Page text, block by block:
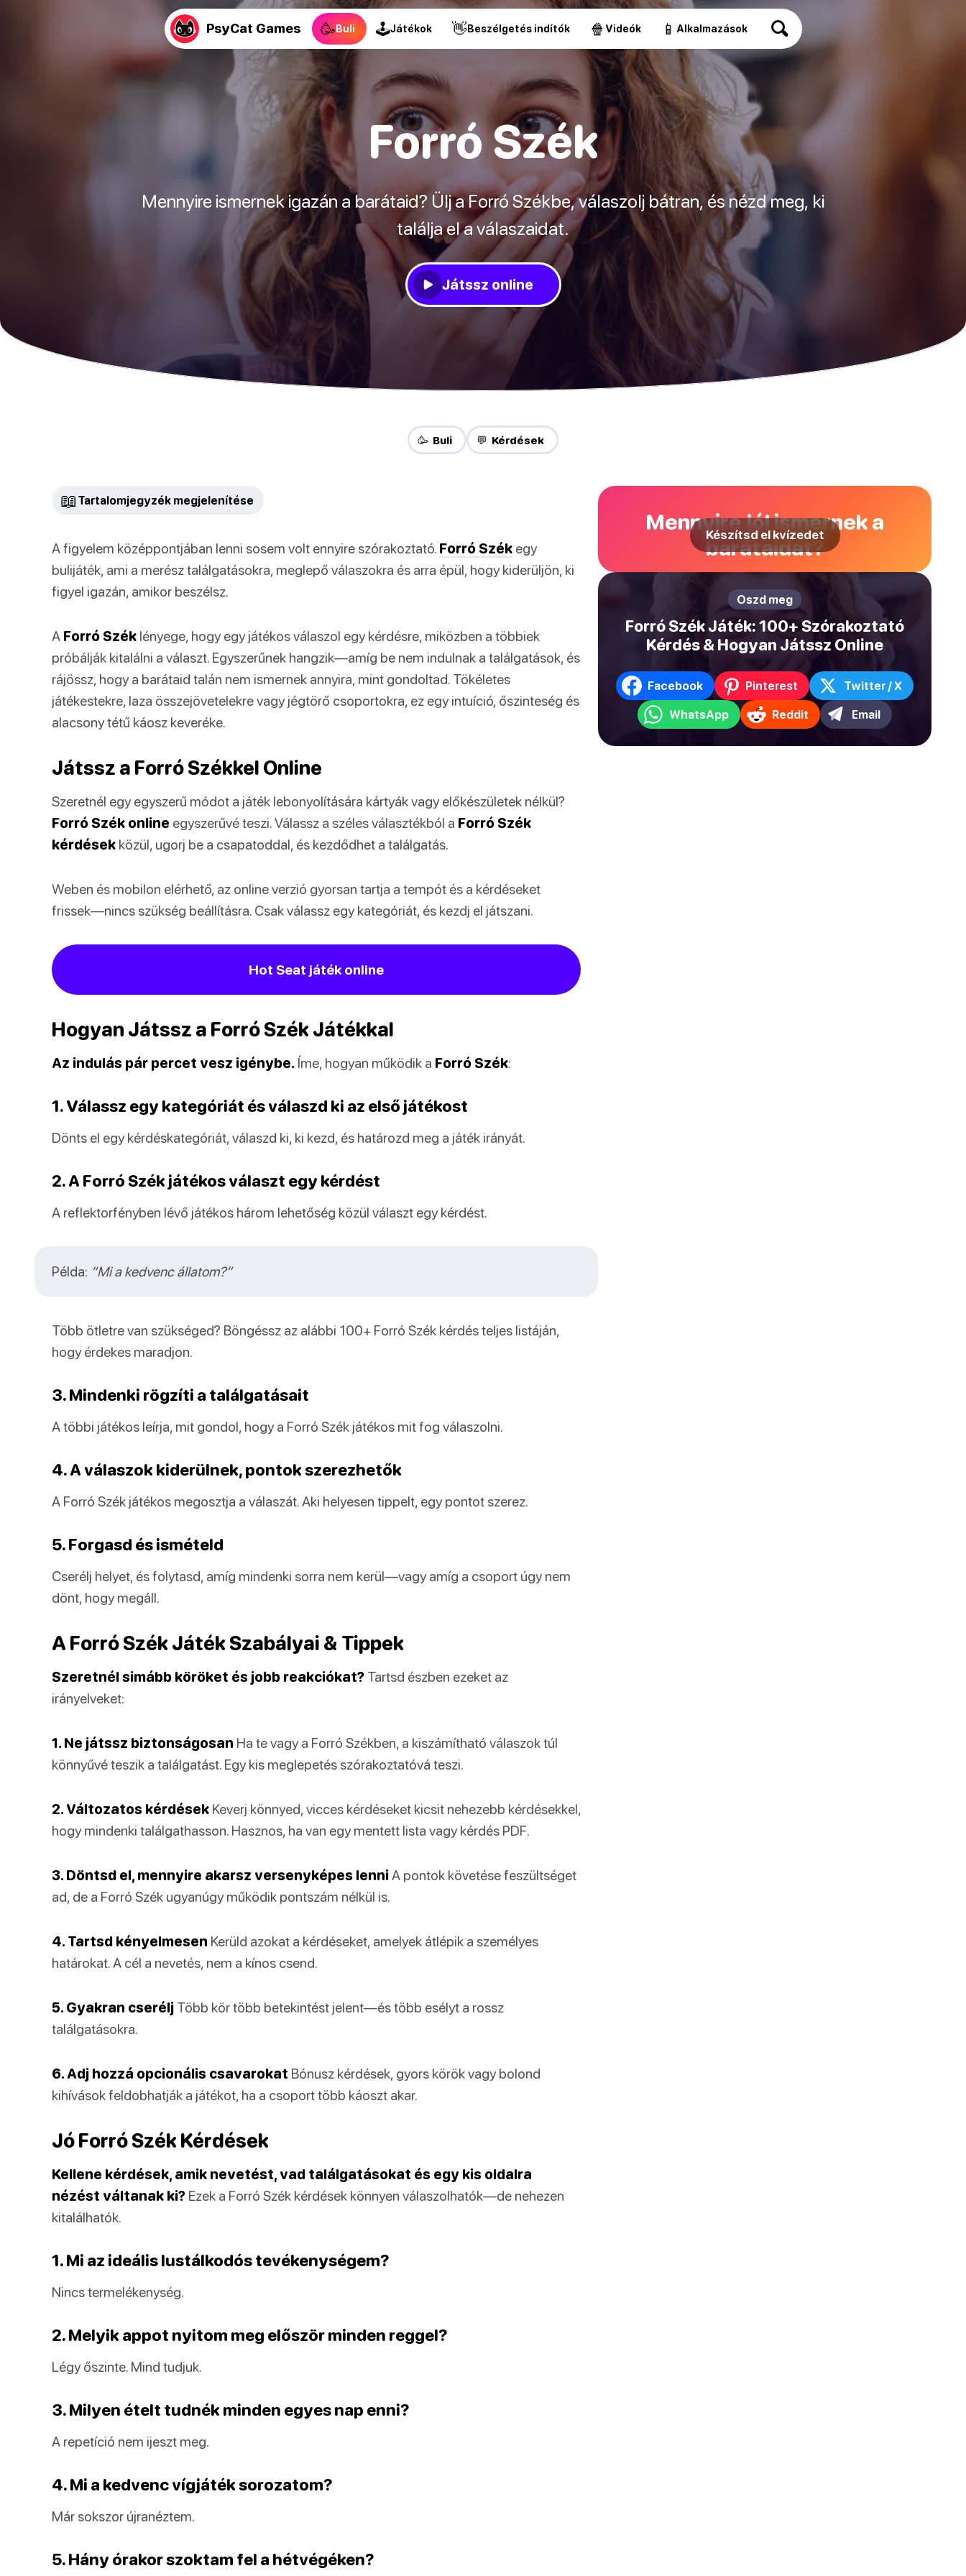
PsyCat Games 🥳Buli 🕹Játékok 👋Beszélgetés indítók 🍿 Videók 📱 Alkalmazások
Forró Szék
Mennyire ismernek igazán a barátaid? Ülj a Forró Székbe, válaszolj bátran, és nézd meg, ki
találja el a válaszaidat.
Játssz online
🥳 Buli 💬 Kérdések
📖 Tartalomjegyzék megjelenítése
A figyelem középpontjában lenni sosem volt ennyire szórakoztató. Forró Szék egy
bulijáték, ami a merész találgatásokra, meglepő válaszokra és arra épül, hogy kiderüljön, ki
figyel igazán, amikor beszélsz.
A Forró Szék lényege, hogy egy játékos válaszol egy kérdésre, miközben a többiek
próbálják kitalálni a választ. Egyszerűnek hangzik—amíg be nem indulnak a találgatások, és
rájössz, hogy a barátaid talán nem ismernek annyira, mint gondoltad. Tökéletes
játékestekre, laza összejövetelekre vagy jégtörő csoportokra, ez egy intuíció, őszinteség és
alacsony tétű káosz keveréke.
Játssz a Forró Székkel Online
Szeretnél egy egyszerű módot a játék lebonyolítására kártyák vagy előkészületek nélkül?
Forró Szék online egyszerűvé teszi. Válassz a széles választékból a Forró Szék
kérdések közül, ugorj be a csapatoddal, és kezdődhet a találgatás.
Weben és mobilon elérhető, az online verzió gyorsan tartja a tempót és a kérdéseket
frissek—nincs szükség beállításra. Csak válassz egy kategóriát, és kezdj el játszani.
Hot Seat játék online
Hogyan Játssz a Forró Szék Játékkal
Az indulás pár percet vesz igénybe. Íme, hogyan működik a Forró Szék:
1. Válassz egy kategóriát és válaszd ki az első játékost
Dönts el egy kérdéskategóriát, válaszd ki, ki kezd, és határozd meg a játék irányát.
2. A Forró Szék játékos választ egy kérdést
A reflektorfényben lévő játékos három lehetőség közül választ egy kérdést.
Példa: “Mi a kedvenc állatom?”
Több ötletre van szükséged? Böngéssz az alábbi 100+ Forró Szék kérdés teljes listáján,
hogy érdekes maradjon.
3. Mindenki rögzíti a találgatásait
A többi játékos leírja, mit gondol, hogy a Forró Szék játékos mit fog válaszolni.
4. A válaszok kiderülnek, pontok szerezhetők
A Forró Szék játékos megosztja a válaszát. Aki helyesen tippelt, egy pontot szerez.
5. Forgasd és ismételd
Cserélj helyet, és folytasd, amíg mindenki sorra nem kerül—vagy amíg a csoport úgy nem
dönt, hogy megáll.
A Forró Szék Játék Szabályai & Tippek
Szeretnél simább köröket és jobb reakciókat? Tartsd észben ezeket az
irányelveket:
1. Ne játssz biztonságosan Ha te vagy a Forró Székben, a kiszámítható válaszok túl
könnyűvé teszik a találgatást. Egy kis meglepetés szórakoztatóvá teszi.
2. Változatos kérdések Keverj könnyed, vicces kérdéseket kicsit nehezebb kérdésekkel,
hogy mindenki találgathasson. Hasznos, ha van egy mentett lista vagy kérdés PDF.
3. Döntsd el, mennyire akarsz versenyképes lenniA pontok követése feszültséget
ad, de a Forró Szék ugyanúgy működik pontszám nélkül is.
4. Tartsd kényelmesen Kerüld azokat a kérdéseket, amelyek átlépik a személyes
határokat. A cél a nevetés, nem a kínos csend.
5. Gyakran cserélj Több kör több betekintést jelent—és több esélyt a rossz
találgatásokra.
6. Adj hozzá opcionális csavarokat Bónusz kérdések, gyors körök vagy bolond
kihívások feldobhatják a játékot, ha a csoport több káoszt akar.
Jó Forró Szék Kérdések
Kellene kérdések, amik nevetést, vad találgatásokat és egy kis oldalra
nézést váltanak ki? Ezek a Forró Szék kérdések könnyen válaszolhatók—de nehezen
kitalálhatók.
1. Mi az ideális lustálkodós tevékenységem?
Nincs termelékenység.
2. Melyik appot nyitom meg először minden reggel?
Légy őszinte. Mind tudjuk.
3. Milyen ételt tudnék minden egyes nap enni?
A repetíció nem ijeszt meg.
4. Mi a kedvenc vígjáték sorozatom?
Már sokszor újranéztem.
5. Hány órakor szoktam fel a hétvégéken?
Mennyire jól ismernek a
barátaidat?
Készítsd el kvízedet
Oszd meg
Forró Szék Játék: 100+ Szórakoztató
Kérdés & Hogyan Játssz Online
Facebook Pinterest Twitter / X
WhatsApp Reddit Email